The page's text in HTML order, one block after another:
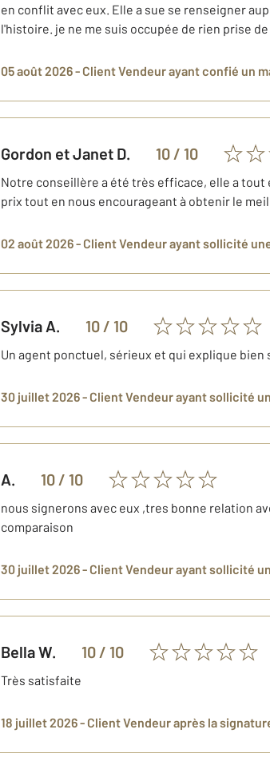
en conflit avec eux. Elle a sue se renseigner
l'histoire. je ne me suis occupée de rien prise
05 août 2026 - Client Vendeurayant confié un
Gordon et Janet D. 10 / 10
Notre conseillère a été très efficace, elle a
prix tout en nous encourageant à obtenir le
02 août 2026 - Client Vendeurayant sollicité
Sylvia A. 10 / 10
Un agent ponctuel, sérieux et qui explique bien
30 juillet 2026 - Client Vendeurayant sollicité
A. 10 / 10
nous signerons avec eux ,tres bonne relation
comparaison
30 juillet 2026 - Client Vendeurayant sollicité
BellaW. 10 / 10
Très satisfaite
18 juillet 2026 - Client Vendeuraprès la